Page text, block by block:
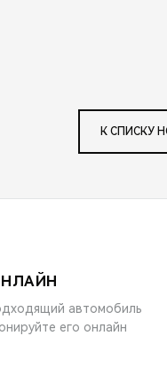
К СПИСКУ
автомобиль
его онлайн